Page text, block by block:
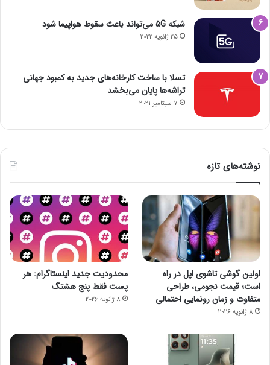
شبکه 5G می‌تواند باعث سقوط هواپیما شود
25 ژانویه 2022
تسلا با ساخت کارخانه‌های جدید به کمبود جهانی
تراشه‌ها پایان می‌بخشد
7 سپتامبر 2021
نوشته‌های تازه
اولین گوشی تاشوی اپل در راه
است؛ قیمت نجومی، طراحی
متفاوت و زمان رونمایی احتمالی
8 ژانویه 2026
محدودیت جدید اینستاگرام: هر
پست فقط پنج هشتگ
8 ژانویه 2026